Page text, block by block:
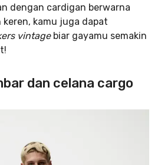
dengan cardigan berwarna
kamu juga dapat
vintagebiar gayamu semakin
dan celana cargo